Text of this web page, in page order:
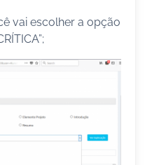
vai escolher a opção